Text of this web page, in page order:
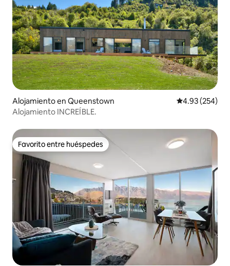
Alojamiento en Queenstown Calificación
4.93 (254)
Alojamiento INCREÍBLE.
Favorito entre huéspedes
Favorito entre huéspedes